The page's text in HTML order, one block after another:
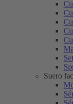
Suero